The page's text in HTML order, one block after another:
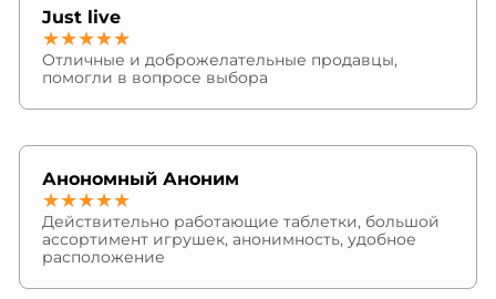
Just live
★★★★★
Отличные и доброжелательные продавцы,
помогли в вопросе выбора
Анономный Аноним
★★★★★
Действительно работающие таблетки, большой
ассортимент игрушек, анонимность, удобное
расположение